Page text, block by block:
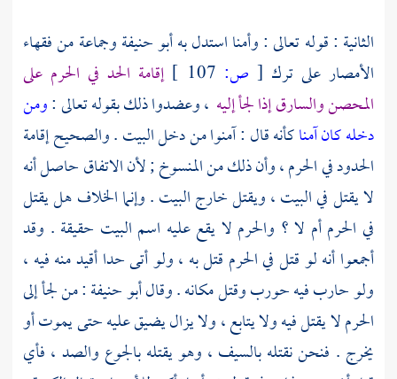
الثانية : قوله تعالى : وأمنا استدل بهأبو حنيفةوجماعة من فقهاء
الأمصار على ترك [ ص:
إقامة الحد في الحرم على
المحصن والسارق إذا لجأ إليه ، وعضدوا ذلك بقوله تعالى :ومن
دخله كان آمناكأنه قال : آمنوا من دخل البيت . والصحيح إقامة
الحدود في الحرم ، وأن ذلك من المنسوخ ; لأن الاتفاق حاصل أنه
لا يقتل في البيت ، ويقتل خارج البيت . وإنما الخلاف هل يقتل
في الحرم أم لا ؟ والحرم لا يقع عليه اسم البيت حقيقة . وقد
أجمعوا أنه لو قتل في الحرم قتل به ، ولو أتى حدا أقيد منه فيه ،
ولو حارب فيه حورب وقتل مكانه . وقالأبو حنيفة: من لجأ إلى
الحرم لا يقتل فيه ولا يتابع ، ولا يزال يضيق عليه حتى يموت أو
يخرج . فنحن نقتله بالسيف ، وهو يقتله بالجوع والصد ، فأي